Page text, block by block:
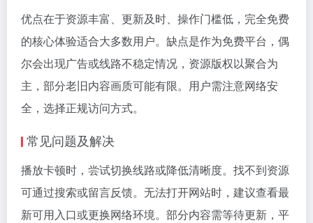
优点在于资源丰富、更新及时、操作门槛低，完全免费
的核心体验适合大多数用户。缺点是作为免费平台，偶
尔会出现广告或线路不稳定情况，资源版权以聚合为
主，部分老旧内容画质可能有限。用户需注意网络安
全，选择正规访问方式。
常见问题及解决
播放卡顿时，尝试切换线路或降低清晰度。找不到资源
可通过搜索或留言反馈。无法打开网站时，建议查看最
新可用入口或更换网络环境。部分内容需等待更新，平